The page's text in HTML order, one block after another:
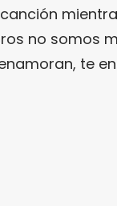
no somos
te